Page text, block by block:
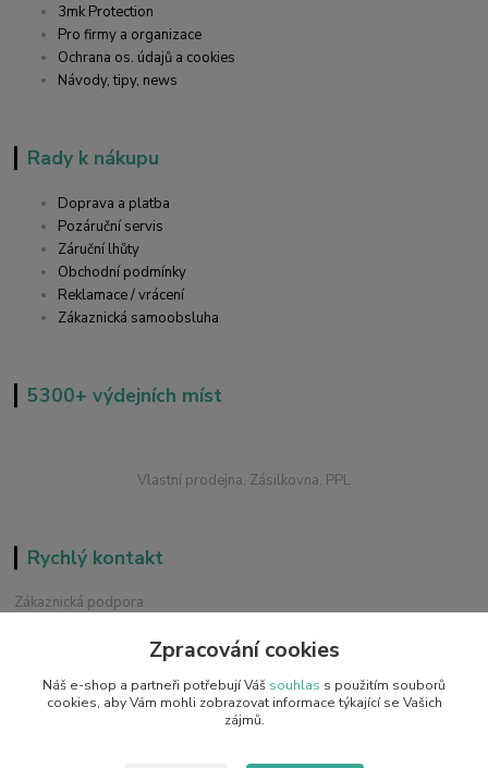
3mk Protection
Pro firmy a organizace
Ochrana os. údajů a cookies
Návody, tipy, news
Rady k nákupu
Doprava a platba
Pozáruční servis
Záruční lhůty
Obchodní podmínky
Reklamace / vrácení
Zákaznická samoobsluha
5300+ výdejních míst
Vlastní prodejna, Zásilkovna, PPL
Rychlý kontakt
Zákaznická podpora
Chat / Online podpora - 24/7
info@emobilky.cz
Zpracování cookies
Náš e-shop a partneři potřebují Váš souhlas s použitím souborů
cookies, aby Vám mohli zobrazovat informace týkající se Vašich
zájmů.